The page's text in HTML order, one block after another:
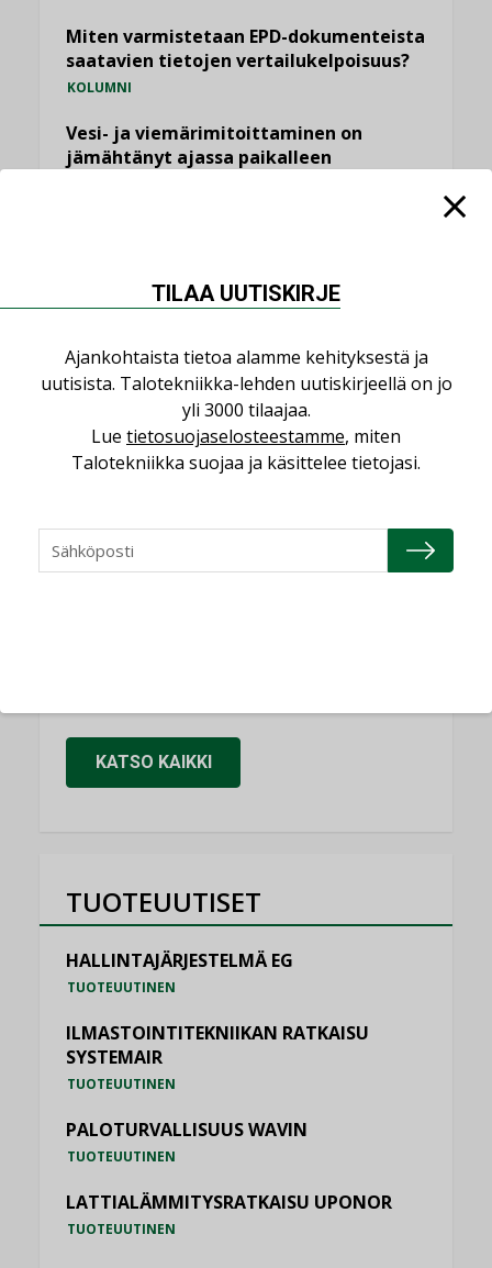
Miten varmistetaan EPD-dokumenteista
saatavien tietojen vertailukelpoisuus?
KOLUMNI
Vesi- ja viemärimitoittaminen on
jämähtänyt ajassa paikalleen
NIMITYKSET
Consti
Refair
NIMITYKSET
KATSO KAIKKI
TUOTEUUTISET
HALLINTAJÄRJESTELMÄ EG
TUOTEUUTINEN
ILMASTOINTITEKNIIKAN RATKAISU
SYSTEMAIR
TUOTEUUTINEN
PALOTURVALLISUUS WAVIN
TUOTEUUTINEN
LATTIALÄMMITYSRATKAISU UPONOR
TUOTEUUTINEN
TILAA UUTISKIRJE
Ajankohtaista tietoa alamme kehityksestä ja
uutisista. Talotekniikka-lehden uutiskirjeellä on jo
yli 3000 tilaajaa.
Lue tietosuojaselosteestamme, miten
Talotekniikka suojaa ja käsittelee tietojasi.